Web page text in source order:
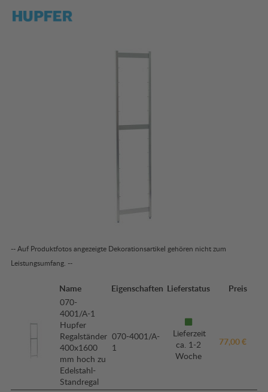
-- Auf Produktfotos angezeigte Dekorationsartikel gehören nicht zum
Leistungsumfang. --
Name Eigenschaften Lieferstatus
Preis
070-
4001/A-1
Hupfer
Regalständer
400x1600
mm hoch zu
Edelstahl-
Standregal
070-4001/A-
1
Lieferzeit
ca. 1-2
Woche
77,00 €